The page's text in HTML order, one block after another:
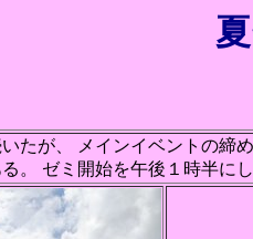
たが、 メインイベントの締
。 ゼミ開始を午後１時半に